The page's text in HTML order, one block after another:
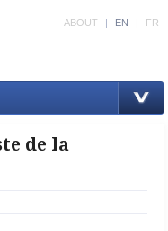
ABOUT | EN | FR
de la